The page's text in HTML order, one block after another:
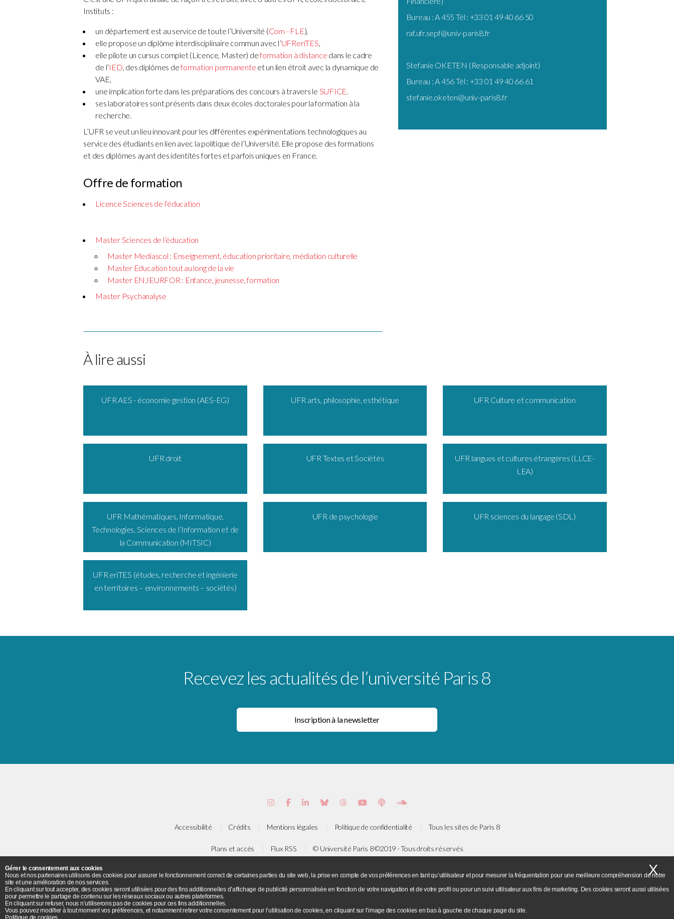
Instituts :
un département est au service de toute l’Université (Com - FLE),
elle propose un diplôme interdisciplinaire commun avec l’UFReriTES
elle pilote un cursus complet (Licence, Master) deformation à distance dans le cadre
de l’IED , des diplômes deformation permanente et un lien étroit avec la dynamique de
VAE,
une implication forte dans les préparations des concours à travers le SUFICE
ses laboratoires sont présents dans deux écoles doctorales pour la formation à la
recherche.
L’UFR se veut un lieu innovant pour les différentes expérimentations technologiques au
service des étudiants en lien avec la politique de l’Université. Elle propose des formations
et des diplômes ayant des identités fortes et parfois uniques en France.
Offre de formation
Licence Sciences de l’éducation
Master Sciences de l’éducation
Master Mediascol : Enseignement, éducation prioritaire, médiation culturelle
Master Education tout au long de la vie
Master ENJEURFOR : Enfance, jeunesse, formation
Master Psychanalyse
Bureau : A 455 Tél : +33 01 49 40 66 50
raf.ufr.sepf@univ-paris8.fr
Stefanie OKETEN (Responsable adjoint)
Bureau : A 456 Tél : +33 01 49 40 66 61
stefanie.oketen@univ-paris8.fr
À lire aussi
UFR AES - économie gestion (AES-EG) UFR arts, philosophie, esthétique UFR Culture et communication
UFR droit UFR Textes et Sociétés
UFR langues et cultures étrangères (LLCE-
LEA)
UFR Mathématiques, Informatique,
Technologies, Sciences de l’Information et de
la Communication (MITSIC)
UFR de psychologie UFR sciences du langage (SDL)
UFR eriTES (études, recherche et ingénierie
en territoires – environnements – sociétés)
Recevez les actualités de l’université Paris 8
Accessibilité Crédits Mentions légales Politique de confidentialité Tous les sites de Paris 8
Plans et accès Flux RSS © Université Paris 8 ©2019 - Tous droits réservés
Université Paris 8 - 2 rue de la Liberté - 93526 Saint-Denis cedex / Tel : +33(0)1 49 40 67 89 Fax : +33(0) 1 48 21 04 46
Gérer le consentement aux cookies
Nous et nos partenaires utilisons des cookies pour assurer le fonctionnement correct de certaines parties du site web, la prise en compte de vos préférences en tant qu’utilisateur et pour mesurer la fréquentation pour une meilleure compréhension de notre
site et une amélioration de nos services.
En cliquant sur tout accepter, des cookies seront utilisées pour des fins additionnelles d’affichage de publicité personnalisée en fonction de votre navigation et de votre profil ou pour un suivi utilisateur aux fins de marketing. Des cookies seront aussi utilisées
pour permettre le partage de contenu sur les réseaux sociaux ou autres plateformes.
En cliquant sur refuser, nous n’utiliserons pas de cookies pour ces fins additionnelles.
Vous pouvez modifier à tout moment vos préférences, et notamment retirer votre consentement pour l’utilisation de cookies, en cliquant sur l’image des cookies en bas à gauche de chaque page du site.
Politique de cookies
X